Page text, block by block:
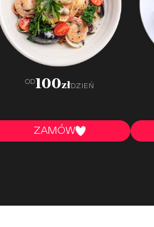
OD100złDZIEŃ
ZAMÓW